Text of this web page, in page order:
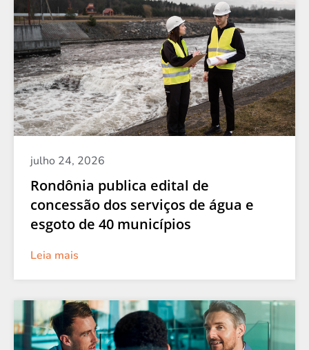
julho 24, 2026
Rondônia publica edital de
concessão dos serviços de água e
esgoto de 40 municípios
Leia mais